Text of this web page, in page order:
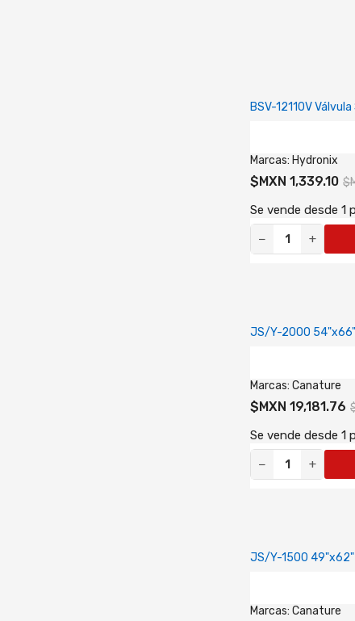
BSV-12110V
Marcas: Hydronix
$MXN 1,339.10
Se vende desde 1
−
+
JS/Y-2000 54"x66"
Marcas: Canature
$MXN 19,181.76
Se vende desde 1
−
+
JS/Y-1500 49"x62"
Marcas: Canature